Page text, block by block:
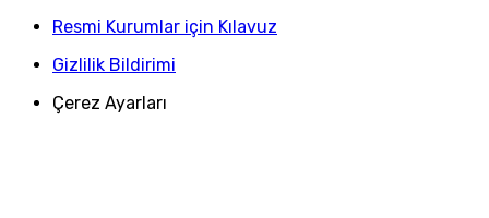
Resmi Kurumlar için Kılavuz
Gizlilik Bildirimi
Çerez Ayarları